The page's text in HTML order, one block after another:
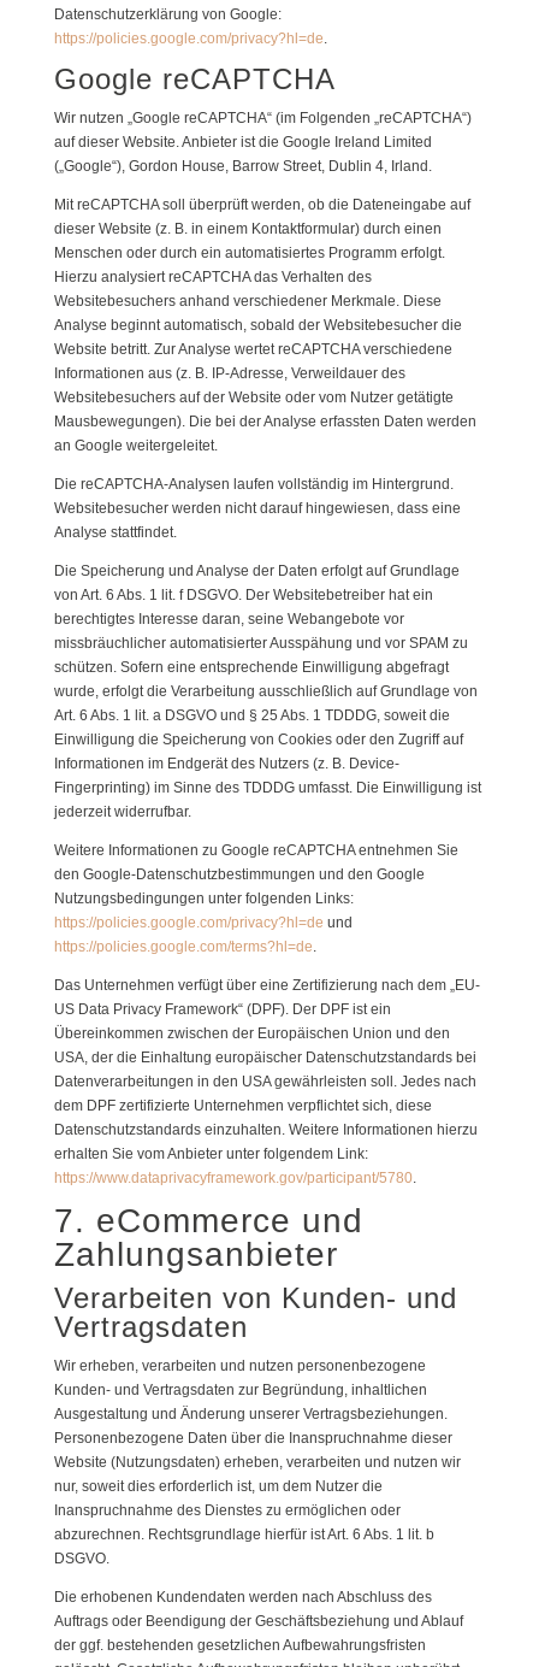
Datenschutzerklärung von Google:
https://policies.google.com/privacy?hl=de.
Google reCAPTCHA
Wir nutzen „Google reCAPTCHA“ (im Folgenden „reCAPTCHA“)
auf dieser Website. Anbieter ist die Google Ireland Limited
(„Google“), Gordon House, Barrow Street, Dublin 4, Irland.
Mit reCAPTCHA soll überprüft werden, ob die Dateneingabe auf
dieser Website (z. B. in einem Kontaktformular) durch einen
Menschen oder durch ein automatisiertes Programm erfolgt.
Hierzu analysiert reCAPTCHA das Verhalten des
Websitebesuchers anhand verschiedener Merkmale. Diese
Analyse beginnt automatisch, sobald der Websitebesucher die
Website betritt. Zur Analyse wertet reCAPTCHA verschiedene
Informationen aus (z. B. IP-Adresse, Verweildauer des
Websitebesuchers auf der Website oder vom Nutzer getätigte
Mausbewegungen). Die bei der Analyse erfassten Daten werden
an Google weitergeleitet.
Die reCAPTCHA-Analysen laufen vollständig im Hintergrund.
Websitebesucher werden nicht darauf hingewiesen, dass eine
Analyse stattfindet.
Die Speicherung und Analyse der Daten erfolgt auf Grundlage
von Art. 6 Abs. 1 lit. f DSGVO. Der Websitebetreiber hat ein
berechtigtes Interesse daran, seine Webangebote vor
missbräuchlicher automatisierter Ausspähung und vor SPAM zu
schützen. Sofern eine entsprechende Einwilligung abgefragt
wurde, erfolgt die Verarbeitung ausschließlich auf Grundlage von
Art. 6 Abs. 1 lit. a DSGVO und § 25 Abs. 1 TDDDG, soweit die
Einwilligung die Speicherung von Cookies oder den Zugriff auf
Informationen im Endgerät des Nutzers (z. B. Device-
Fingerprinting) im Sinne des TDDDG umfasst. Die Einwilligung ist
jederzeit widerrufbar.
Weitere Informationen zu Google reCAPTCHA entnehmen Sie
den Google-Datenschutzbestimmungen und den Google
Nutzungsbedingungen unter folgenden Links:
https://policies.google.com/privacy?hl=de und
https://policies.google.com/terms?hl=de.
Das Unternehmen verfügt über eine Zertifizierung nach dem „EU-
US Data Privacy Framework“ (DPF). Der DPF ist ein
Übereinkommen zwischen der Europäischen Union und den
USA, der die Einhaltung europäischer Datenschutzstandards bei
Datenverarbeitungen in den USA gewährleisten soll. Jedes nach
dem DPF zertifizierte Unternehmen verpflichtet sich, diese
Datenschutzstandards einzuhalten. Weitere Informationen hierzu
erhalten Sie vom Anbieter unter folgendem Link:
https://www.dataprivacyframework.gov/participant/5780.
7. eCommerce und
Zahlungs­anbieter
Verarbeiten von Kunden- und
Vertragsdaten
Wir erheben, verarbeiten und nutzen personenbezogene
Kunden- und Vertragsdaten zur Begründung, inhaltlichen
Ausgestaltung und Änderung unserer Vertragsbeziehungen.
Personenbezogene Daten über die Inanspruchnahme dieser
Website (Nutzungsdaten) erheben, verarbeiten und nutzen wir
nur, soweit dies erforderlich ist, um dem Nutzer die
Inanspruchnahme des Dienstes zu ermöglichen oder
abzurechnen. Rechtsgrundlage hierfür ist Art. 6 Abs. 1 lit. b
DSGVO.
Die erhobenen Kundendaten werden nach Abschluss des
Auftrags oder Beendigung der Geschäftsbeziehung und Ablauf
der ggf. bestehenden gesetzlichen Aufbewahrungsfristen